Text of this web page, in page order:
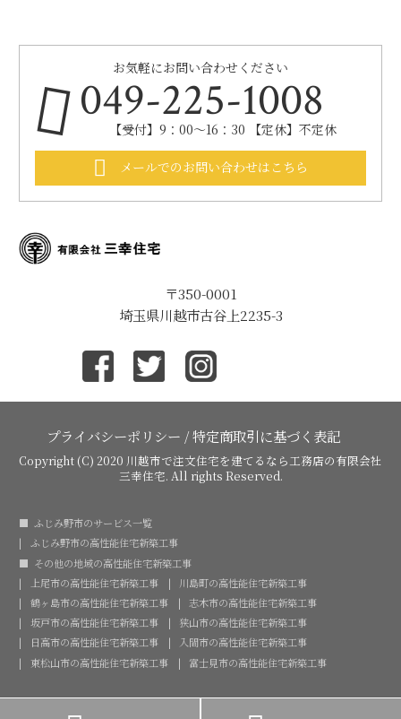
お気軽にお問い合わせください
049-225-1008
【受付】9：00～16：30 【定休】不定休
メールでのお問い合わせはこちら
〒350-0001
埼玉県川越市古谷上2235-3
プライバシーポリシー /特定商取引に基づく表記
Copyright (C) 2020 川越市で注文住宅を建てるなら工務店の有限会社
三幸住宅. All rights Reserved.
ふじみ野市のサービス一覧
ふじみ野市の高性能住宅新築工事
その他の地域の高性能住宅新築工事
上尾市の高性能住宅新築工事
川島町の高性能住宅新築工事
鶴ヶ島市の高性能住宅新築工事
志木市の高性能住宅新築工事
坂戸市の高性能住宅新築工事
狭山市の高性能住宅新築工事
日高市の高性能住宅新築工事
入間市の高性能住宅新築工事
東松山市の高性能住宅新築工事
富士見市の高性能住宅新築工事